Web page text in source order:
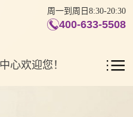
周一到周日8:30-20:30
400-633-5508
心欢迎您！